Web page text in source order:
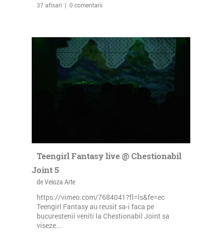
37 afisari | 0 comentarii
Teengirl Fantasy live @ Chestionabil
Joint 5
de Veioza Arte
https://vimeo.com/7684041?fl=ls&fe=ec
Teengirl Fantasy au reusit sa-i faca pe
bucurestenii veniti la Chestionabil Joint sa
viseze...